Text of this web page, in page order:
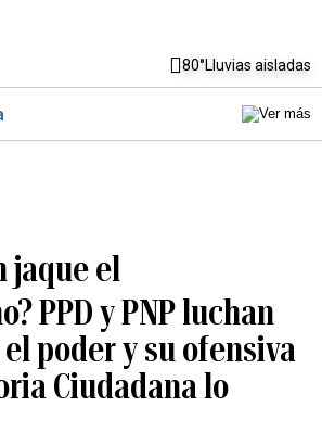
80°Lluvias aisladas
jaque el
PPD y PNP luchan
poder y su ofensiva
Ciudadana lo